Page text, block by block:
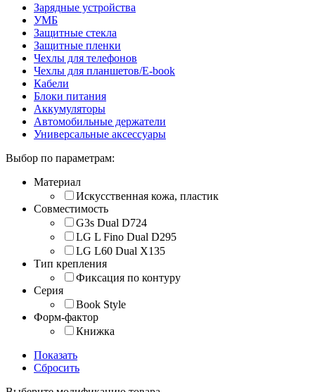
Зарядные устройства
УМБ
Защитные стекла
Защитные пленки
Чехлы для телефонов
Чехлы для планшетов/E-book
Кабели
Блоки питания
Аккумуляторы
Автомобильные держатели
Универсальные аксессуары
Выбор по параметрам:
Материал
Искусственная кожа, пластик
Совместимость
G3s Dual D724
LG L Fino Dual D295
LG L60 Dual X135
Тип крепления
Фиксация по контуру
Серия
Book Style
Форм-фактор
Книжка
Показать
Сбросить